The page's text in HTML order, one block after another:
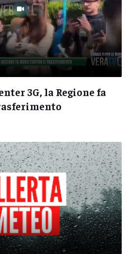
3G, la Regione fa